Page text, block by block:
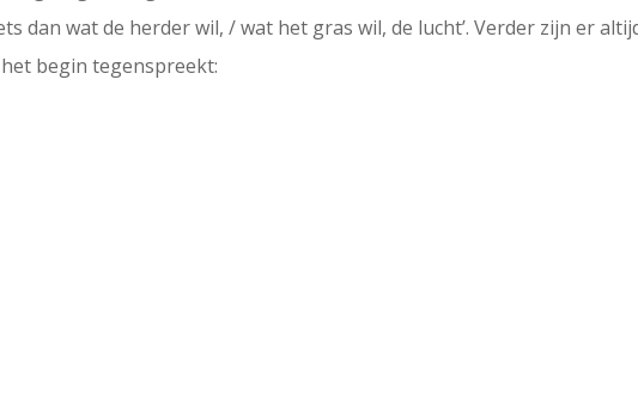
dan wat de herder wil, / wat het gras wil, de lucht’. Verder zijn er
begin tegenspreekt: